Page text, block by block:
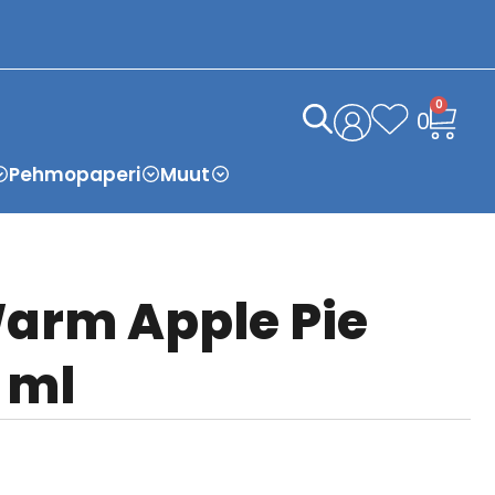
0
0
Pehmopaperi Muut
Apple Pie